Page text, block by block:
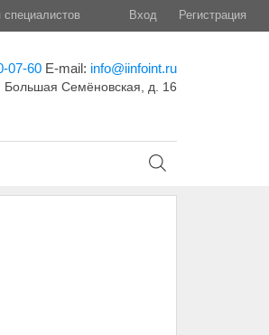
Вход Регистрация
07-60 E-mail: info@iinfoint.ru
Большая Семёновская, д. 16